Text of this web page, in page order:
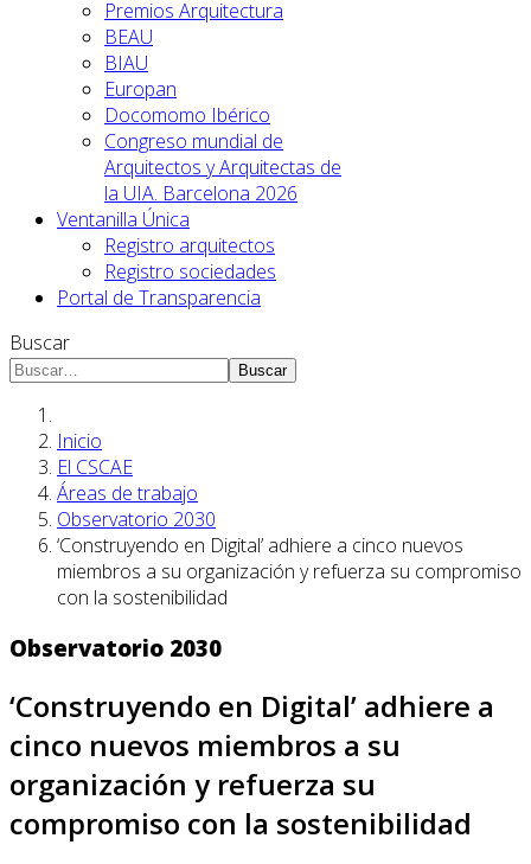
Premios Arquitectura
BEAU
BIAU
Europan
Docomomo Ibérico
Congreso mundial de
Arquitectos y Arquitectas de
la UIA. Barcelona 2026
Ventanilla Única
Registro arquitectos
Registro sociedades
Portal de Transparencia
Buscar
Buscar
Inicio
El CSCAE
Áreas de trabajo
Observatorio 2030
‘Construyendo en Digital’ adhiere a cinco nuevos
miembros a su organización y refuerza su compromiso
con la sostenibilidad
Observatorio 2030
‘Construyendo en Digital’ adhiere a
cinco nuevos miembros a su
organización y refuerza su
compromiso con la sostenibilidad